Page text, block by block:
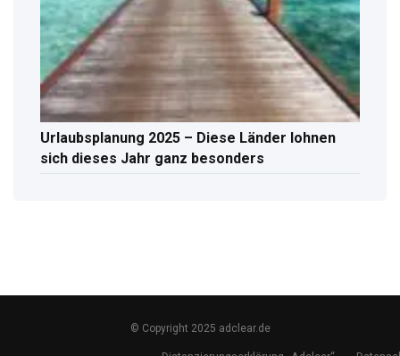
Urlaubsplanung 2025 – Diese Länder lohnen
sich dieses Jahr ganz besonders
© Copyright 2025 adclear.de